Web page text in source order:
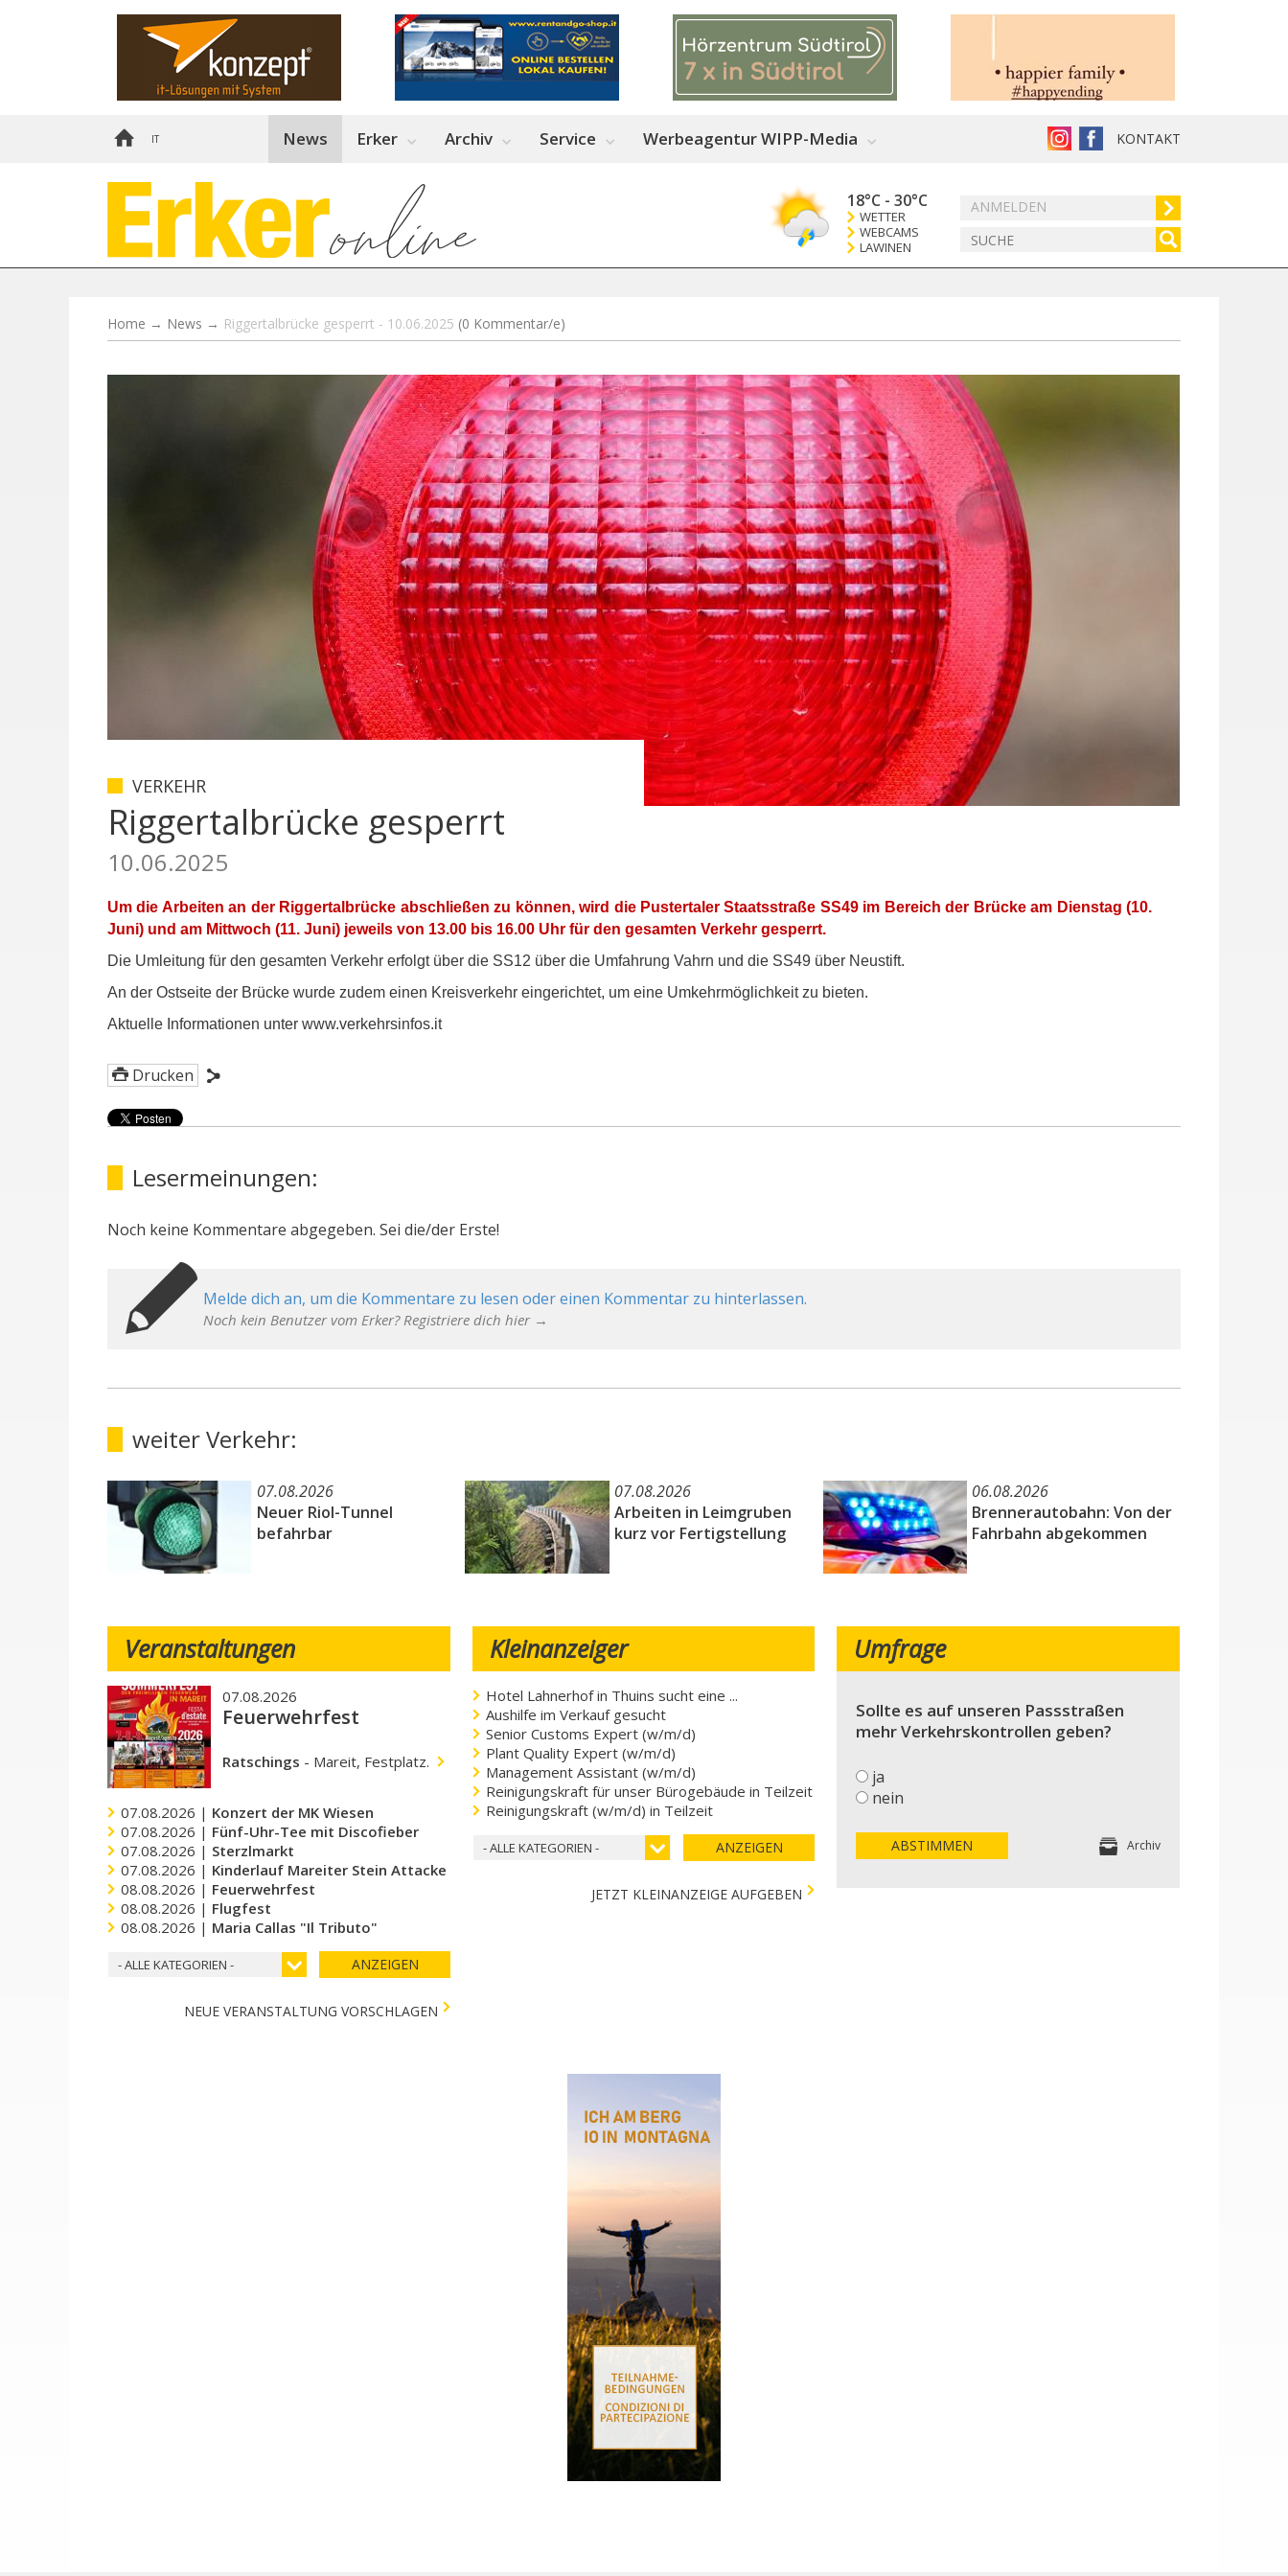
IT KONTAKT
News Erker Archiv Service Werbeagentur WIPP-Media
ANMELDEN
18°C - 30°C
WETTER
WEBCAMS
LAWINEN
Home → News → Riggertalbrücke gesperrt - 10.06.2025 (0 Kommentar/e)
VERKEHR
Riggertalbrücke gesperrt
10.06.2025
Um die Arbeiten an der Riggertalbrücke abschließen zu können, wird die Pustertaler Staatsstraße SS49 im Bereich der Brücke am Dienstag (10.
Juni) und am Mittwoch (11. Juni) jeweils von 13.00 bis 16.00 Uhr für den gesamten Verkehr gesperrt.
Die Umleitung für den gesamten Verkehr erfolgt über die SS12 über die Umfahrung Vahrn und die SS49 über Neustift.
An der Ostseite der Brücke wurde zudem einen Kreisverkehr eingerichtet, um eine Umkehrmöglichkeit zu bieten.
Aktuelle Informationen unter www.verkehrsinfos.it
Drucken
Lesermeinungen:
Noch keine Kommentare abgegeben. Sei die/der Erste!
Melde dich an, um die Kommentare zu lesen oder einen Kommentar zu hinterlassen.
Noch kein Benutzer vom Erker? Registriere dich hier →
weiter Verkehr:
07.08.2026
Neuer Riol-Tunnel
befahrbar
07.08.2026
Arbeiten in Leimgruben
kurz vor Fertigstellung
06.08.2026
Brennerautobahn: Von der
Fahrbahn abgekommen
Veranstaltungen
07.08.2026
Feuerwehrfest
Ratschings - Mareit, Festplatz.
07.08.2026 | Konzert der MK Wiesen
07.08.2026 | Fünf-Uhr-Tee mit Discofieber
07.08.2026 | Sterzlmarkt
07.08.2026 | Kinderlauf Mareiter Stein Attacke
08.08.2026 | Feuerwehrfest
08.08.2026 | Flugfest
08.08.2026 | Maria Callas "Il Tributo"
- ALLE KATEGORIEN - ANZEIGEN
NEUE VERANSTALTUNG VORSCHLAGEN
Kleinanzeiger
Hotel Lahnerhof in Thuins sucht eine ...
Aushilfe im Verkauf gesucht
Senior Customs Expert (w/m/d)
Plant Quality Expert (w/m/d)
Management Assistant (w/m/d)
Reinigungskraft für unser Bürogebäude in Teilzeit
Reinigungskraft (w/m/d) in Teilzeit
- ALLE KATEGORIEN - ANZEIGEN
JETZT KLEINANZEIGE AUFGEBEN
Umfrage
Sollte es auf unseren Passstraßen
mehr Verkehrskontrollen geben?
ja
nein
ABSTIMMEN Archiv